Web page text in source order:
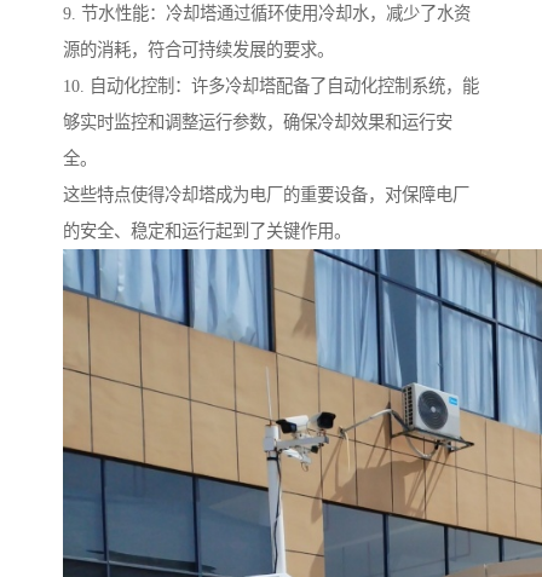
9. 节水性能：冷却塔通过循环使用冷却水，减少了水资
源的消耗，符合可持续发展的要求。
10. 自动化控制：许多冷却塔配备了自动化控制系统，能
够实时监控和调整运行参数，确保冷却效果和运行安
全。
这些特点使得冷却塔成为电厂的重要设备，对保障电厂
的安全、稳定和运行起到了关键作用。